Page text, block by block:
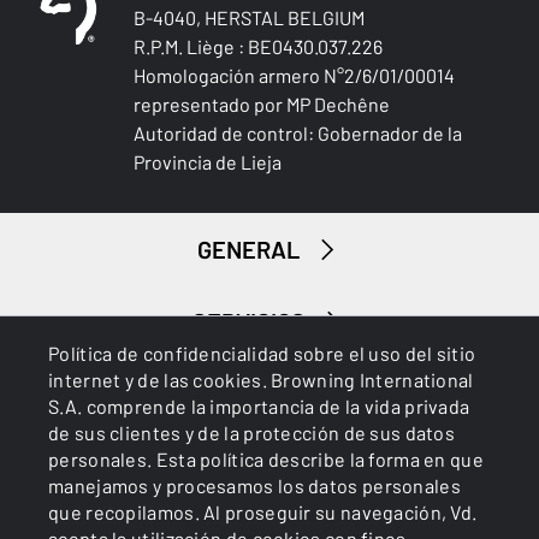
Política de confidencialidad sobre el uso del sitio
internet y de las cookies. Browning International
S.A. comprende la importancia de la vida privada
de sus clientes y de la protección de sus datos
personales. Esta política describe la forma en que
manejamos y procesamos los datos personales
que recopilamos. Al proseguir su navegación, Vd.
B-4040, HERSTAL BELGIUM
R.P.M. Liège : BE0430.037.226
Homologación armero N°2/6/01/00014
representado por MP Dechêne
Autoridad de control: Gobernador de la
Provincia de Lieja
GENERAL
SERVICIOS
Cookies Política de privacidad